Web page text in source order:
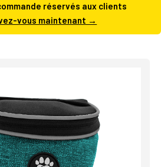
réservés aux clients
vous maintenant →